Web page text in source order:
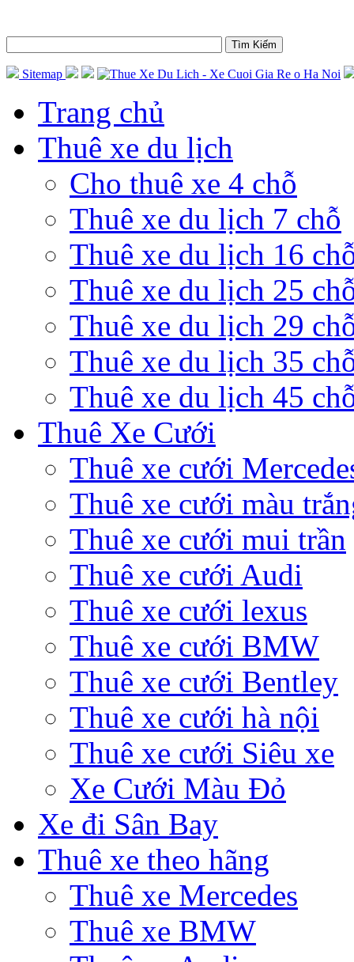
Sitemap
Trang chủ
Thuê xe du lịch
Cho thuê xe 4 chỗ
Thuê xe du lịch 7 chỗ
Thuê xe du lịch 16
Thuê xe du lịch 25
Thuê xe du lịch 29
Thuê xe du lịch 35
Thuê xe du lịch 45
Thuê Xe Cưới
Thuê xe cưới
Thuê xe cưới màu
Thuê xe cưới mui trần
Thuê xe cưới Audi
Thuê xe cưới lexus
Thuê xe cưới BMW
Thuê xe cưới Bentley
Thuê xe cưới hà nội
Thuê xe cưới Siêu xe
Xe Cưới Màu Đỏ
Xe đi Sân Bay
Thuê xe theo hãng
Thuê xe Mercedes
Thuê xe BMW